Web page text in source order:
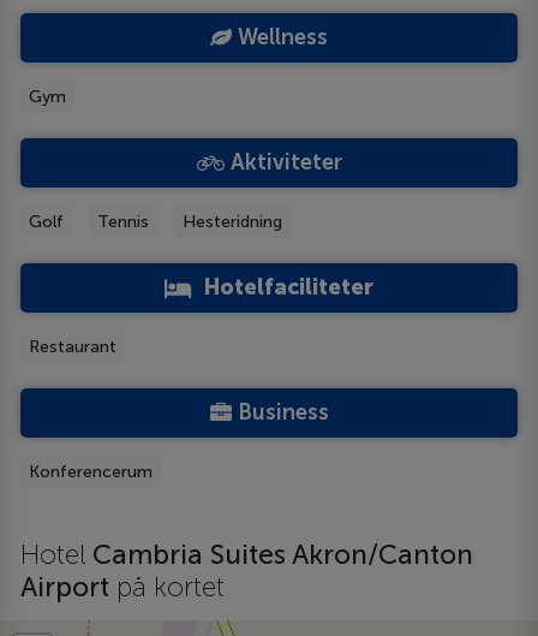
Wellness
Gym
Aktiviteter
Golf Tennis Hesteridning
Hotelfaciliteter
Restaurant
Business
Konferencerum
Hotel Cambria Suites Akron/Canton
Airport på kortet